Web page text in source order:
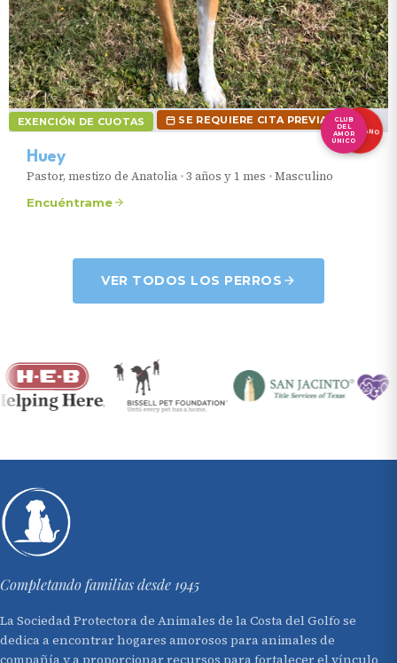
EXENCIÓN DE CUOTAS SE REQUIERE CITA PREVIA.
CLUB
DEL
AMOR
ÚNICO
VETERANO
Huey
Pastor, mestizo de Anatolia •3 años y 1 mes •Masculino
Encuéntrame
VER TODOS LOS PERROS
Completando familias desde 1945
La Sociedad Protectora de Animales de la Costa del Golfo se
dedica a encontrar hogares amorosos para animales de